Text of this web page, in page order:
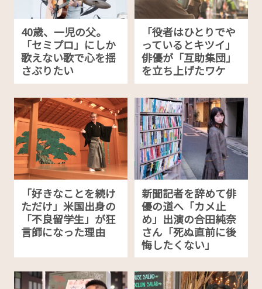
40歳、一児の父。
「セミプロ」にしか
歌えない歌で心を揺
さぶりたい
「役者はひとりでや
っているとキツイ」
俳優が「互助集団」
を立ち上げたワケ
「好きなことを続け
ただけ」米国出身の
「不良留学生」が狂
言師になった理由
新聞記者を辞めて俳
優の道へ「カメ止
め」出演の合田純奈
さん「死ぬ直前に後
悔したくない」